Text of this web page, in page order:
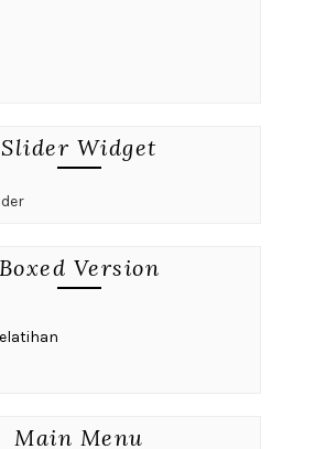
Slider Widget
Boxed Version
Main Menu